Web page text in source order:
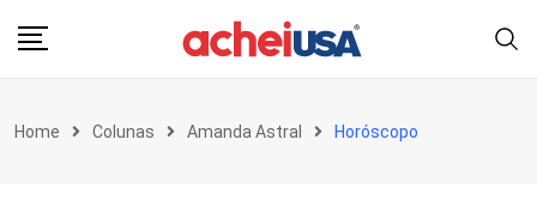
Home Colunas Amanda Astral Horóscopo